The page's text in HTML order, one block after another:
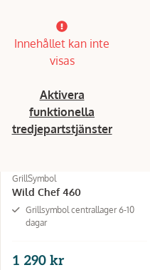
Innehållet kan inte
visas
Aktivera
funktionella
tredjepartstjänster
GrillSymbol
Wild Chef 460
Grillsymbol centrallager 6-10
dagar
1 290 kr